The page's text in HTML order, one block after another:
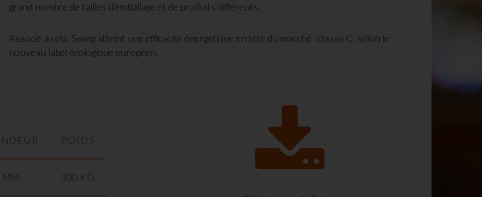
grand nombre de tailles d’emballage et de produits différents.
Associé à cela, Swing atteint une efficacité énergétique en tête du marché : classe C, selon le
nouveau label écologique européen.
POIDS
MM 300 KG